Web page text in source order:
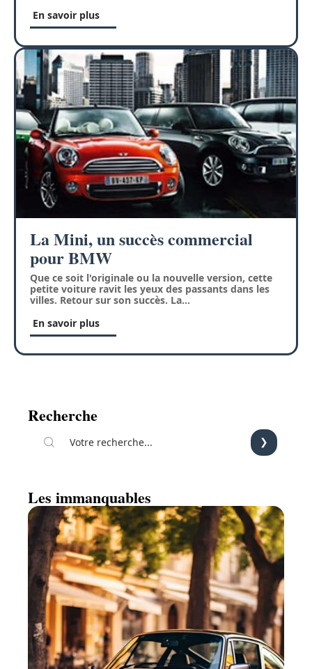
En savoir plus
La Mini, un succès commercial
pour BMW
Que ce soit l'originale ou la nouvelle version, cette
petite voiture ravit les yeux des passants dans les
villes. Retour sur son succès. La…
En savoir plus
Recherche
Les immanquables